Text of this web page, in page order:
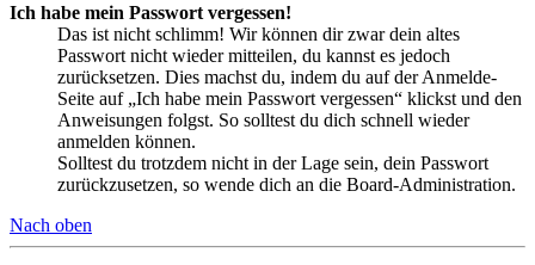
Ich habe mein Passwort vergessen!
Das ist nicht schlimm! Wir können dir zwar dein altes
Passwort nicht wieder mitteilen, du kannst es jedoch
zurücksetzen. Dies machst du, indem du auf der Anmelde-
Seite auf „Ich habe mein Passwort vergessen“ klickst und den
Anweisungen folgst. So solltest du dich schnell wieder
anmelden können.
Solltest du trotzdem nicht in der Lage sein, dein Passwort
zurückzusetzen, so wende dich an die Board-Administration.
Nach oben